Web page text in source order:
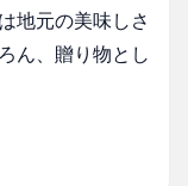
地元の美味しさ
ん、贈り物とし